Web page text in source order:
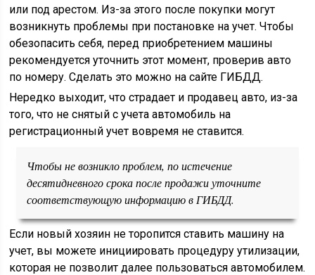
или под арестом. Из-за этого после покупки могут
возникнуть проблемы при постановке на учет. Чтобы
обезопасить себя, перед приобретением машины
рекомендуется уточнить этот момент, проверив авто
по номеру. Сделать это можно на сайте ГИБДД.
Нередко выходит, что страдает и продавец авто, из-за
того, что не снятый с учета автомобиль на
регистрационный учет вовремя не ставится.
Чтобы не возникло проблем, по истечение
десятидневного срока после продажи уточните
соответствующую информацию в ГИБДД.
Если новый хозяин не торопится ставить машину на
учет, вы можете инициировать процедуру утилизации,
которая не позволит далее пользоваться автомобилем.